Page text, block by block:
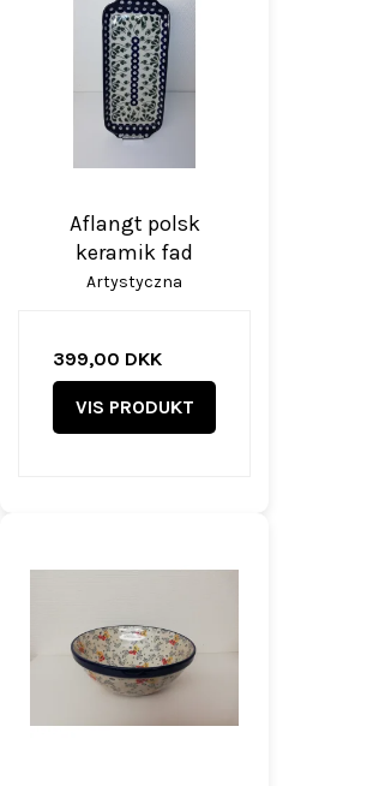
Aflangt polsk
keramik fad
Artystyczna
399,00 DKK
VIS PRODUKT